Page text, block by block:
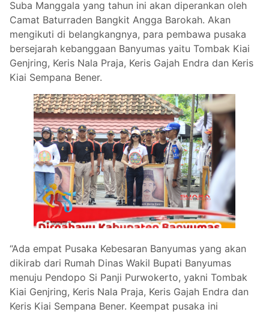
Suba Manggala yang tahun ini akan diperankan oleh
Camat Baturraden Bangkit Angga Barokah. Akan
mengikuti di belangkangnya, para pembawa pusaka
bersejarah kebanggaan Banyumas yaitu Tombak Kiai
Genjring, Keris Nala Praja, Keris Gajah Endra dan Keris
Kiai Sempana Bener.
“Ada empat Pusaka Kebesaran Banyumas yang akan
dikirab dari Rumah Dinas Wakil Bupati Banyumas
menuju Pendopo Si Panji Purwokerto, yakni Tombak
Kiai Genjring, Keris Nala Praja, Keris Gajah Endra dan
Keris Kiai Sempana Bener. Keempat pusaka ini